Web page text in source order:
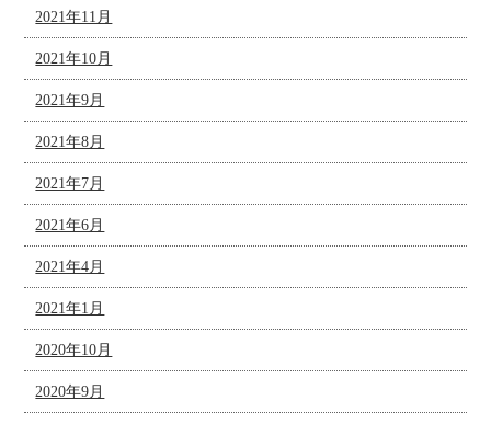
2021年11月
2021年10月
2021年9月
2021年8月
2021年7月
2021年6月
2021年4月
2021年1月
2020年10月
2020年9月